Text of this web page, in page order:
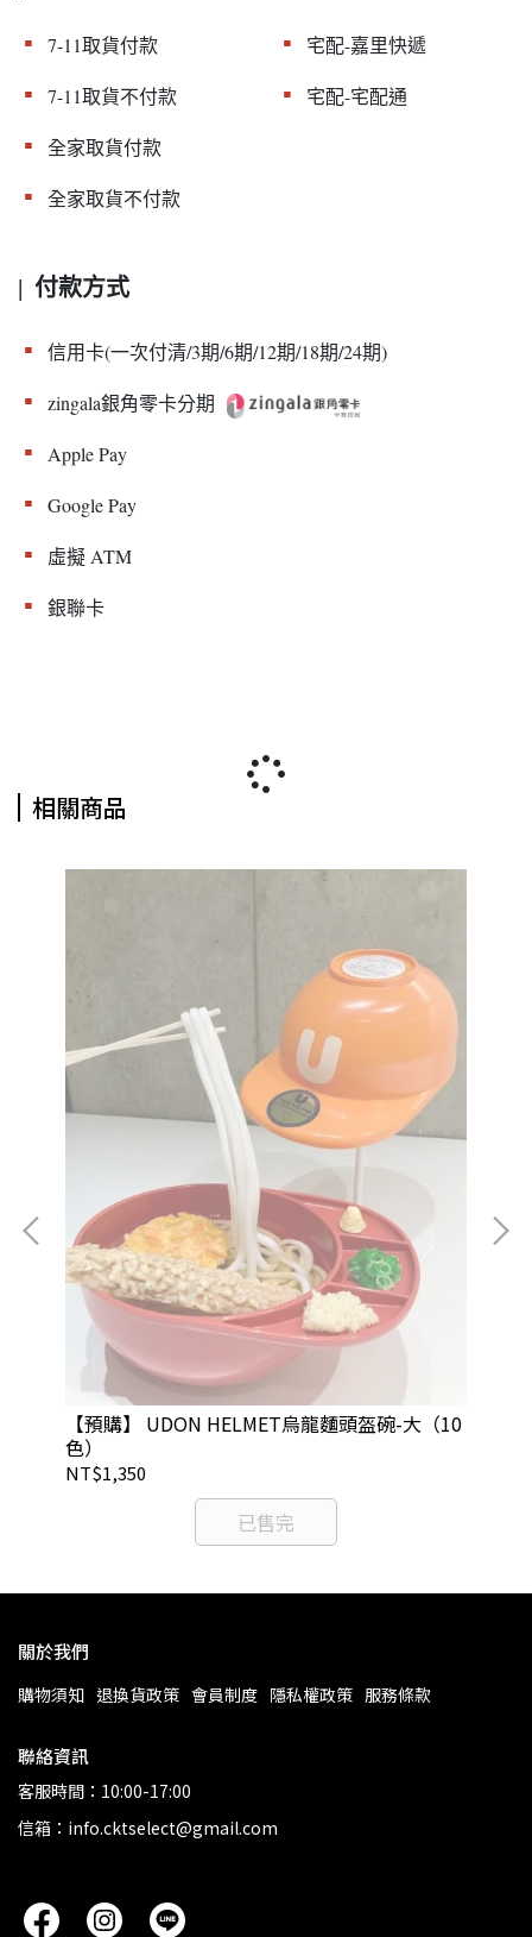
▪︎ 7-11取貨付款 ▪︎ 宅配-嘉里快遞
▪︎ 7-11取貨不付款 ▪︎ 宅配-宅配通
▪︎ 全家取貨付款
▪︎ 全家取貨不付款
| 付款方式
▪︎ 信用卡(一次付清/3期/6期/12期/18期/24期)
▪︎ zingala銀角零卡分期
▪︎ Apple Pay
▪︎ Google Pay
▪︎ 虛擬 ATM
▪︎ 銀聯卡
相關商品
【預購】 UDON HELMET烏龍麵頭盔碗-大（10
色）
NT$1,350
已售完
關於我們
購物須知 退換貨政策 會員制度 隱私權政策 服務條款
聯絡資訊
客服時間：10:00-17:00
信箱：info.cktselect@gmail.com